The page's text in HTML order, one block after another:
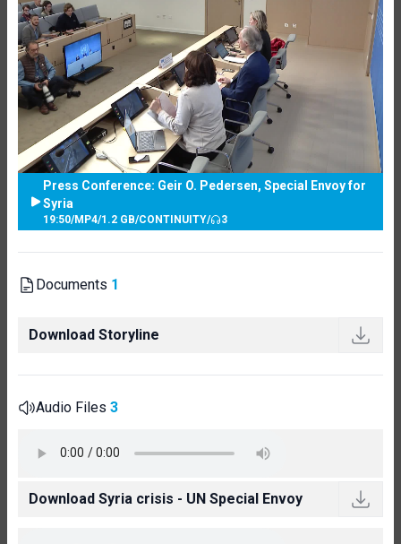
Press Conference: Geir O. Pedersen, Special Envoy for
Syria
19:50/MP4/1.2 GB/CONTINUITY/ 3
Documents 1
Download Storyline
Audio Files 3
Download Syria crisis - UN Special Envoy